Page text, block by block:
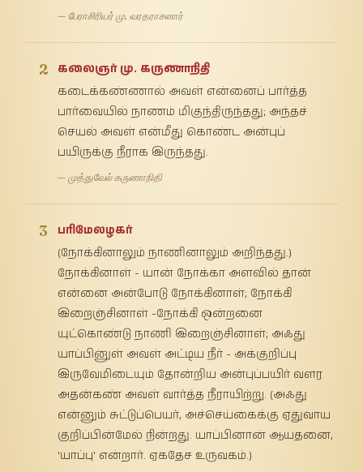
— பேராசிரியர் மு. வரதராசனார்
2
கலைஞர் மு. கருணாநிதி
கடைக்கண்ணால் அவள் என்னைப் பார்த்த
பார்வையில் நாணம் மிகுந்திருந்தது; அந்தச்
செயல் அவள் என்மீது கொண்ட அன்புப்
பயிருக்கு நீராக இருந்தது.
— முத்துவேல் கருணாநிதி
3
பரிமேலழகர்
(நோக்கினாலும் நாணினாலும் அறிந்தது.)
நோக்கினாள் - யான் நோக்கா அளவில் தான்
என்னை அன்போடு நோக்கினாள்; நோக்கி
இறைஞ்சினாள் -நோக்கி ஒன்றனை
யுட்கொண்டு நாணி இறைஞ்சினாள்; அஃது
யாப்பினுள் அவள் அட்டிய நீர் - அக்குறிப்பு
இருவேமிடையும் தோன்றிய அன்புப்பயிர் வளர
அதன்கண் அவள் வார்த்த நீராயிற்று. (அஃது
என்னும் சுட்டுப்பெயர், அச்செய்கைக்கு ஏதுவாய
குறிப்பின்மேல் நின்றது. யாப்பினான் ஆயதனை,
'யாப்பு' என்றார். ஏகதேச உருவகம்.)